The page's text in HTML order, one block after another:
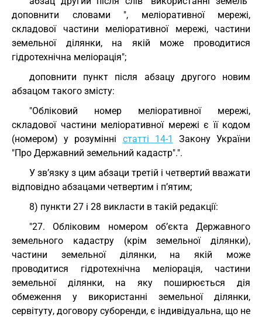
доповнити словами ", меліоративної мережі,
складової частини меліоративної мережі, частини
земельної ділянки, на якій може проводитися
гідротехнічна меліорація";
доповнити пункт після абзацу другого новим
абзацом такого змісту:
"Обліковий номер меліоративної мережі,
складової частини меліоративної мережі є її кодом
(номером) у розумінні статті 14-1
Закону України
"Про Державний земельний кадастр".".
У зв’язку з цим абзаци третій і четвертий вважати
відповідно абзацами четвертим і п’ятим;
8) пункти 27 і 28 викласти в такій редакції:
"27. Обліковим номером об’єкта Державного
земельного кадастру (крім земельної ділянки),
частини земельної ділянки, на якій може
проводитися гідротехнічна меліорація, частини
земельної ділянки, на яку поширюється дія
обмеження у використанні земельної ділянки,
сервітуту, договору суборенди, є індивідуальна, що не